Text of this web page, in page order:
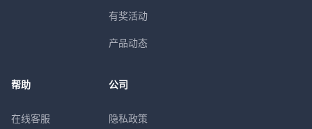
有奖活动
产品动态
帮助
在线客服
公司
隐私政策